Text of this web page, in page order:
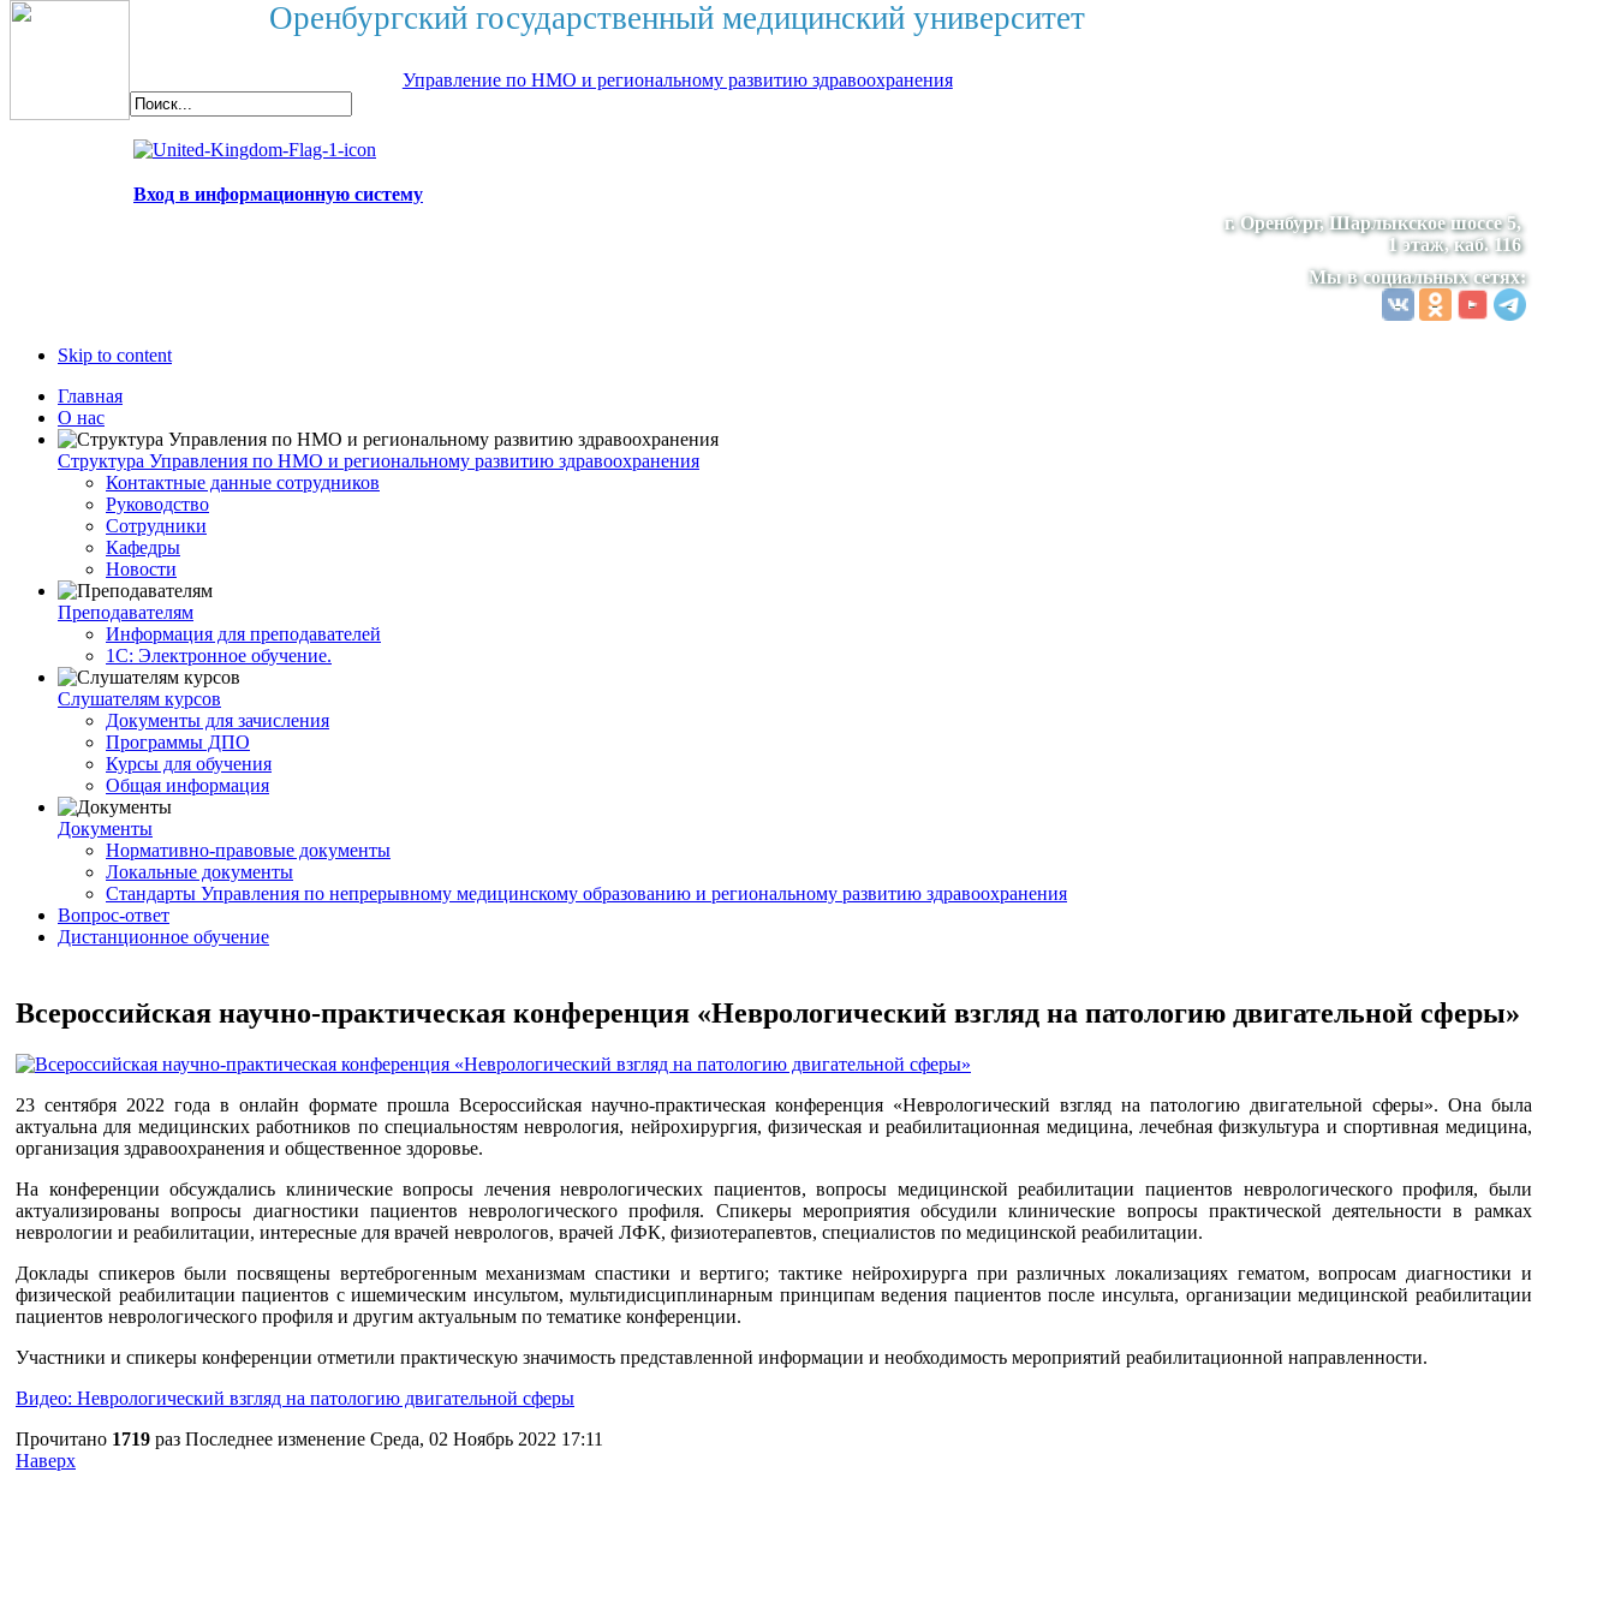
Оренбургский государственный медицинский университет
Управление по НМО и региональному развитию здравоохранения
Вход в информационную систему
г. Оренбург, Шарлыкское шоссе 5,
1 этаж, каб. 116
Мы в социальных сетях:
Skip to content
Главная
О нас
Структура Управления по НМО и региональному развитию здравоохранения
Контактные данные сотрудников
Руководство
Сотрудники
Кафедры
Новости
Преподавателям
Информация для преподавателей
1С: Электронное обучение.
Слушателям курсов
Документы для зачисления
Программы ДПО
Курсы для обучения
Общая информация
Документы
Нормативно-правовые документы
Локальные документы
Стандарты Управления по непрерывному медицинскому образованию и региональному развитию здравоохранения
Вопрос-ответ
Дистанционное обучение
Всероссийская научно-практическая конференция «Неврологический взгляд на патологию двигательной сферы»
23 сентября 2022 года в онлайн формате прошла Всероссийская научно-практическая конференция «Неврологический взгляд на патологию двигательной сферы». Она была
актуальна для медицинских работников по специальностям неврология, нейрохирургия, физическая и реабилитационная медицина, лечебная физкультура и спортивная медицина,
организация здравоохранения и общественное здоровье.
На конференции обсуждались клинические вопросы лечения неврологических пациентов, вопросы медицинской реабилитации пациентов неврологического профиля, были
актуализированы вопросы диагностики пациентов неврологического профиля. Спикеры мероприятия обсудили клинические вопросы практической деятельности в рамках
неврологии и реабилитации, интересные для врачей неврологов, врачей ЛФК, физиотерапевтов, специалистов по медицинской реабилитации.
Доклады спикеров были посвящены вертеброгенным механизмам спастики и вертиго; тактике нейрохирурга при различных локализациях гематом, вопросам диагностики и
физической реабилитации пациентов с ишемическим инсультом, мультидисциплинарным принципам ведения пациентов после инсульта, организации медицинской реабилитации
пациентов неврологического профиля и другим актуальным по тематике конференции.
Участники и спикеры конференции отметили практическую значимость представленной информации и необходимость мероприятий реабилитационной направленности.
Видео: Неврологический взгляд на патологию двигательной сферы
Прочитано 1719 раз Последнее изменение Среда, 02 Ноябрь 2022 17:11
Наверх